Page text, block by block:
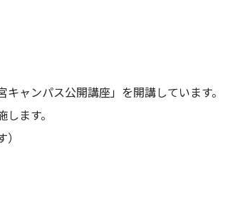
ャンパス公開講座」を開講しています。
ます。